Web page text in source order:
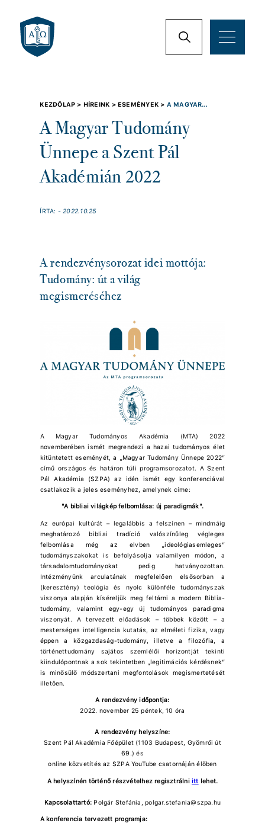
KEZDŐLAP > HÍREINK >ESEMÉNYEK > A MAGYAR
A Magyar Tudomány
Ünnepe a Szent Pál
Akadémián 2022
ÍRTA: - 2022.10.25
A rendezvénysorozat idei mottója:
Tudomány: út a világ
megismeréséhez
A Magyar Tudományos Akadémia (MTA) 2022
novemberében ismét megrendezi a hazai tudományos élet
kitüntetett eseményét, a „Magyar Tudomány Ünnepe 2022”
című országos és határon túli programsorozatot. A Szent
Pál Akadémia (SZPA) az idén ismét egy konferenciával
csatlakozik a jeles eseményhez, amelynek címe:
"A bibliai világkép felbomlása: új paradigmák".
Az európai kultúrát – legalábbis a felszínen – mindmáig
meghatározó bibliai tradíció valószínűleg végleges
felbomlása még az elvben „ideológiasemleges”
tudományszakokat is befolyásolja valamilyen módon, a
társadalomtudományokat pedig hatványozottan.
Intézményünk arculatának megfelelően elsősorban a
(keresztény) teológia és nyolc különféle tudományszak
viszonya alapján kíséreljük meg feltárni a modern Biblia-
tudomány, valamint egy-egy új tudományos paradigma
viszonyát. A tervezett előadások – többek között – a
mesterséges intelligencia kutatás, az elméleti fizika, vagy
éppen a közgazdaság-tudomány, illetve a filozófia, a
történettudomány sajátos szemlélői horizontját tekinti
kiindulópontnak a sok tekintetben „legitimációs kérdésnek”
is minősülő módszertani megfontolások megismertetését
illetően.
A rendezvény időpontja:
2022. november 25 péntek, 10 óra
A rendezvény helyszíne:
Szent Pál Akadémia Főépület (1103 Budapest, Gyömrői út
69.) és
online közvetítés az SZPA YouTube csatornáján élőben
A helyszínén történő részvételhez regisztrálniitt lehet.
Kapcsolattartó: Polgár Stefánia, polgar.stefania@szpa.hu
A konferencia tervezett programja: